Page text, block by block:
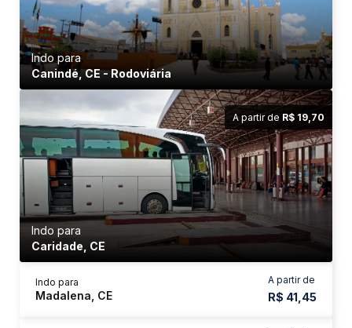
Indo para
Canindé, CE - Rodoviária
A partir de R$ 19,70
Indo para
Caridade, CE
A partir de
R$ 41,45
Indo para
Madalena, CE